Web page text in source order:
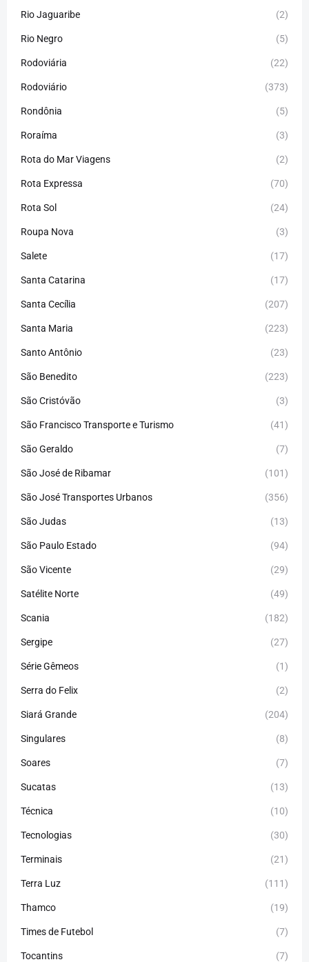
Rio Jaguaribe (2)
Rio Negro (5)
Rodoviária (22)
Rodoviário (373)
Rondônia (5)
Roraíma (3)
Rota do Mar Viagens (2)
Rota Expressa (70)
Rota Sol (24)
Roupa Nova (3)
Salete (17)
Santa Catarina (17)
Santa Cecília (207)
Santa Maria (223)
Santo Antônio (23)
São Benedito (223)
São Cristóvão (3)
São Francisco Transporte e Turismo (41)
São Geraldo (7)
São José de Ribamar (101)
São José Transportes Urbanos (356)
São Judas (13)
São Paulo Estado (94)
São Vicente (29)
Satélite Norte (49)
Scania (182)
Sergipe (27)
Série Gêmeos (1)
Serra do Felix (2)
Siará Grande (204)
Singulares (8)
Soares (7)
Sucatas (13)
Técnica (10)
Tecnologias (30)
Terminais (21)
Terra Luz (111)
Thamco (19)
Times de Futebol (7)
Tocantins (7)